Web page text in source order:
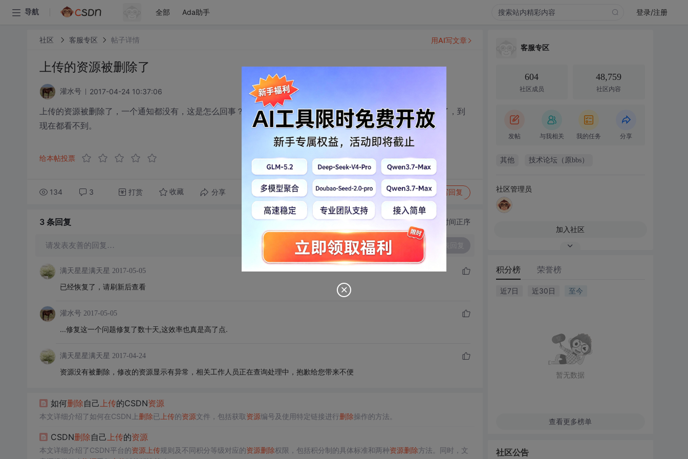
导航 全部 Ada助手 登录/注册
社区 客服专区 帖子详情
上传的资源被删除了
灌水号 2017-04-24 10:37:06
上传的资源被删除了，一个通知都没有，这是怎么回事？我就修改了一下下载积分，然后过一几个小时就看不见了，到
现在都看不到。
给本帖投票
134 3 打赏 收藏 分享 转发到动态 举报 写回复
用AI写文章
3 条回复 切换为时间正序
请发表友善的回复…
满天星星满天星 2017-05-05
已经恢复了，请刷新后查看
灌水号 2017-05-05
...修复这一个问题修复了数十天,这效率也真是高了点.
满天星星满天星 2017-04-24
资源没有被删除，修改的资源显示有异常，相关工作人员正在查询处理中，抱歉给您带来不便
如何删除自己上传的CSDN资源
本文详细介绍了如何在CSDN上删除已 上传的资源文件，包括获取资源编号及使用特定链接进行删除操作的方法。
CSDN删除自己上传的资源
本文详细介绍了CSDN平台的资源上传规则及不同积分等级对应的资源删除权限，包括积分制的具体标准和两种资源删除方法。同时，文
客服专区
604
社区成员
48,759
社区内容
发帖 与我相关 我的任务 分享
其他 技术论坛（原bbs）
社区管理员
加入社区
积分榜 荣誉榜
近7日 近30日 至今
暂无数据
查看更多榜单
社区公告